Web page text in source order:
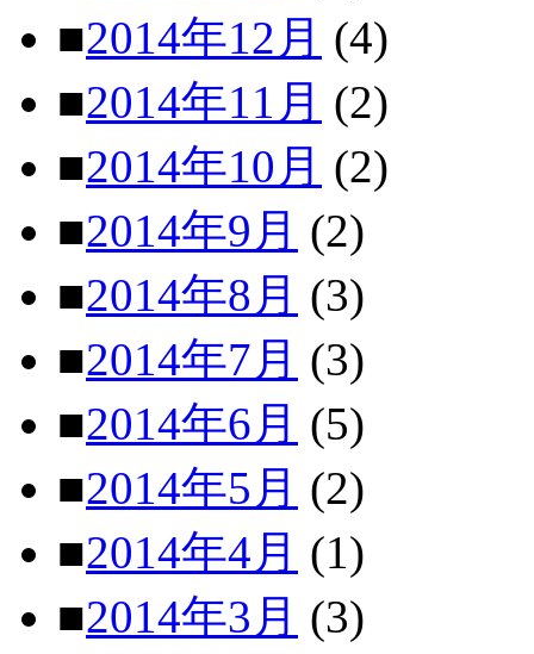
■2014年12月 (4)
■2014年11月 (2)
■2014年10月 (2)
■2014年9月 (2)
■2014年8月 (3)
■2014年7月 (3)
■2014年6月 (5)
■2014年5月 (2)
■2014年4月 (1)
■2014年3月 (3)